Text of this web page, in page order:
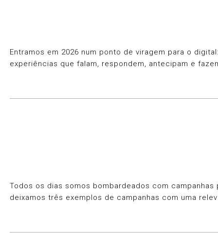
Entramos em 2026 num ponto de viragem para o
experiências que falam, respondem, antecipam e
Todos os dias somos bombardeados com
deixamos três exemplos de campanhas com uma